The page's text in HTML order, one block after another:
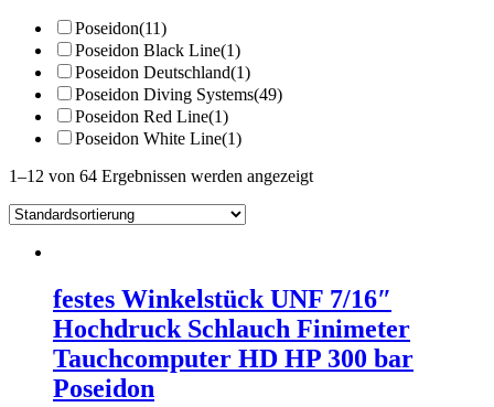
Poseidon(11)
Poseidon Black Line(1)
Poseidon Deutschland(1)
Poseidon Diving Systems(49)
Poseidon Red Line(1)
Poseidon White Line(1)
1–12 von 64 Ergebnissen werden angezeigt
festes Winkelstück UNF 7/16″
Hochdruck Schlauch Finimeter
Tauchcomputer HD HP 300 bar
Poseidon